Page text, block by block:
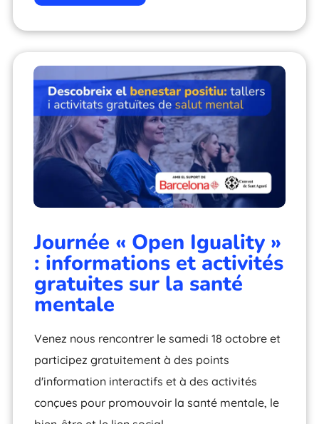
Journée « Open Iguality »
: informations et activités
gratuites sur la santé
mentale
Venez nous rencontrer le samedi 18 octobre et
participez gratuitement à des points
d'information interactifs et à des activités
conçues pour promouvoir la santé mentale, le